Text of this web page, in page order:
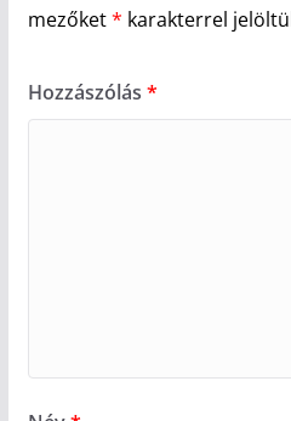
mezőket* karakterrel
Hozzászólás *